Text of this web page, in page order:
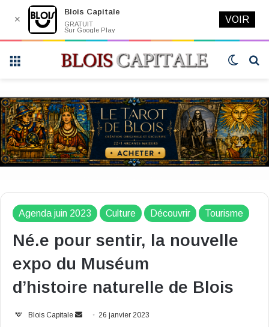
Switch
Agenda juin 2023 Culture Découvrir Tourisme
Né.e pour sentir, la nouvelle
expo du Muséum
d’histoire naturelle de Blois
Blois Capitale
Envoyer26 janvier 2023
✕
Blois Capitale
GRATUIT
Sur Google Play
VOIR